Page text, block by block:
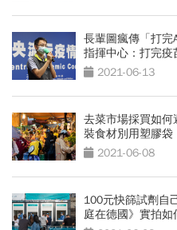
長輩圖瘋傳「打完
指揮中心：打完疫
2021-06-13
去菜市場採買如何
裝食材別用塑膠袋
2021-06-08
100元快篩試劑自
庭在德國》實拍